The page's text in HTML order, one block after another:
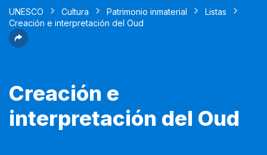
UNESCO Cultura Patrimonio inmaterial
Listas
Creación e interpretación del Oud
Creación e
interpretación del Oud